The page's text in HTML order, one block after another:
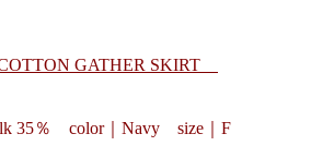
GATHER SKIRT
35％ color｜Navy size｜F